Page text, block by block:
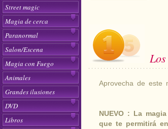
Street magic
Magia de cerca
Paranormal
Salon/Escena
Magia con Fuego
Animales
Grandes ilusiones
DVD
Libros
Aprovecha de este
NUEVO : La
que te permitirá